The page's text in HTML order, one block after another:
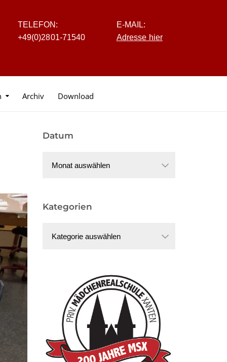
TELEFON:
+49(0)2801-71540
E-MAIL:
Adresse hier
Archiv Download
Datum
Kategorien